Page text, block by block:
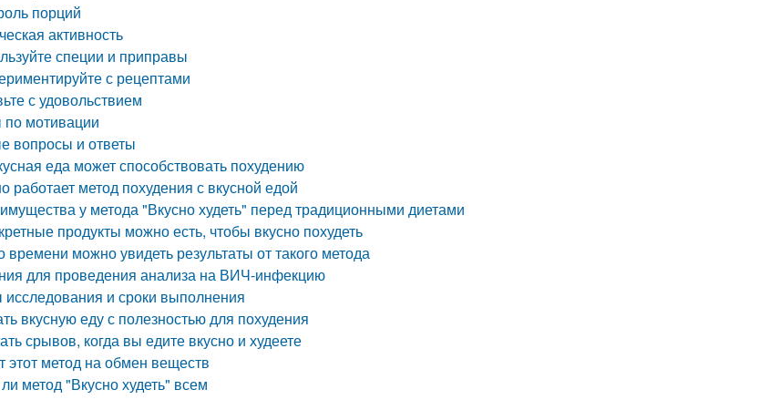
порций
активность
специи и приправы
с рецептами
с удовольствием
мотивации
вопросы и ответы
еда может способствовать похудению
работает метод похудения с вкусной едой
у метода "Вкусно худеть" перед традиционными диетами
продукты можно есть, чтобы вкусно похудеть
времени можно увидеть результаты от такого метода
для проведения анализа на ВИЧ-инфекцию
и сроки выполнения
вкусную еду с полезностью для похудения
срывов, когда вы едите вкусно и худеете
этот метод на обмен веществ
метод "Вкусно худеть" всем